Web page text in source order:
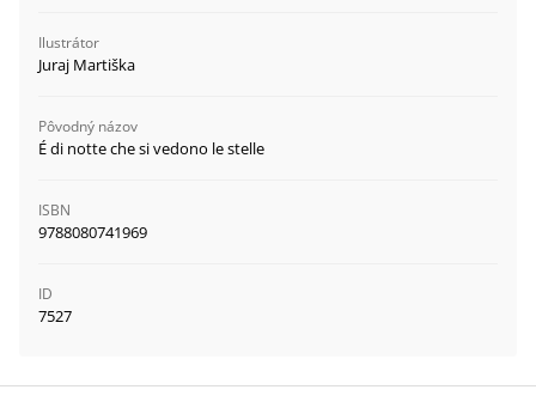
Ilustrátor
Juraj Martiška
Pôvodný názov
É di notte che si vedono le stelle
ISBN
9788080741969
ID
7527